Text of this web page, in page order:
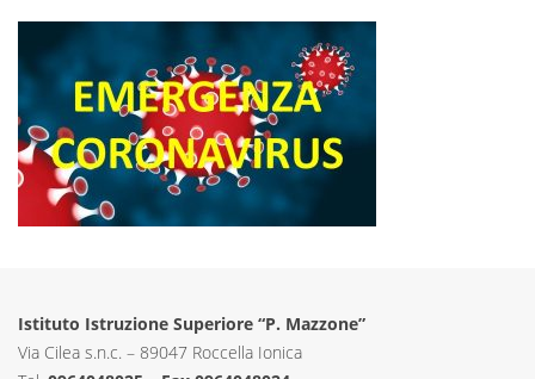
Istituto Istruzione Superiore “P. Mazzone”
Via Cilea s.n.c. – 89047 Roccella Ionica